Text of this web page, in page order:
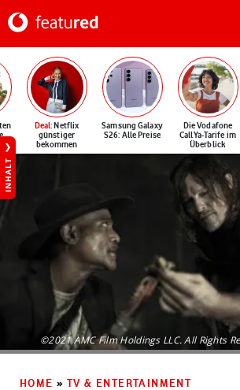
Deal: Netflix
günstiger
bekommen
Samsung Galaxy
S26: Alle Preise
Die Vodafone
CallYa-Tarife im
Überblick
INHALT
©2021 AMC Film Holdings LLC. All Rights
HOME » TV & ENTERTAINMENT